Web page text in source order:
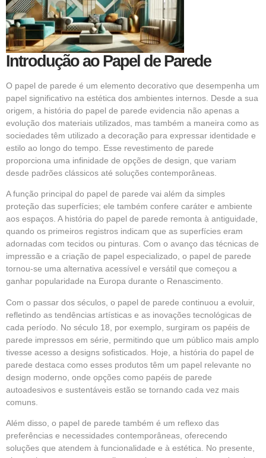
Introdução ao Papel de Parede
O papel de parede é um elemento decorativo que desempenha um
papel significativo na estética dos ambientes internos. Desde a sua
origem, a história do papel de parede evidencia não apenas a
evolução dos materiais utilizados, mas também a maneira como as
sociedades têm utilizado a decoração para expressar identidade e
estilo ao longo do tempo. Esse revestimento de parede
proporciona uma infinidade de opções de design, que variam
desde padrões clássicos até soluções contemporâneas.
A função principal do papel de parede vai além da simples
proteção das superfícies; ele também confere caráter e ambiente
aos espaços. A história do papel de parede remonta à antiguidade,
quando os primeiros registros indicam que as superfícies eram
adornadas com tecidos ou pinturas. Com o avanço das técnicas de
impressão e a criação de papel especializado, o papel de parede
tornou-se uma alternativa acessível e versátil que começou a
ganhar popularidade na Europa durante o Renascimento.
Com o passar dos séculos, o papel de parede continuou a evoluir,
refletindo as tendências artísticas e as inovações tecnológicas de
cada período. No século 18, por exemplo, surgiram os papéis de
parede impressos em série, permitindo que um público mais amplo
tivesse acesso a designs sofisticados. Hoje, a história do papel de
parede destaca como esses produtos têm um papel relevante no
design moderno, onde opções como papéis de parede
autoadesivos e sustentáveis estão se tornando cada vez mais
comuns.
Além disso, o papel de parede também é um reflexo das
preferências e necessidades contemporâneas, oferecendo
soluções que atendem à funcionalidade e à estética. No presente,